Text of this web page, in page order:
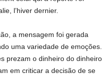
l’hiver dernier.
a mensagem foi gerada
uma variedade de emoções.
prezam o dinheiro do dinheiro
em criticar a decisão de se